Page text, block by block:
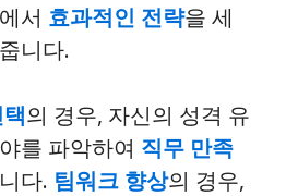
서 효과적인 전략을 세
니다.
의 경우, 자신의 성격 유
를 파악하여 직무 만족
다. 팀워크 향상의 경우,